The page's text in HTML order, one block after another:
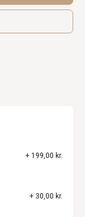
+ 199,00 kr.
+ 30,00 kr.